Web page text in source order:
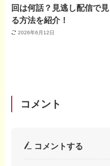
回は何話？見逃し配信で見
る方法を紹介！
2026年6月12日
コメント
コメントする